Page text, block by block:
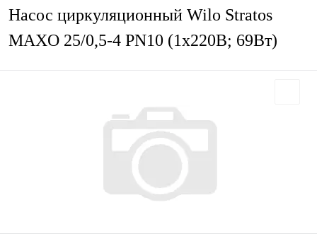
Насос циркуляционный Wilo Stratos
MAXO 25/0,5-4 PN10 (1х220В; 69Вт)